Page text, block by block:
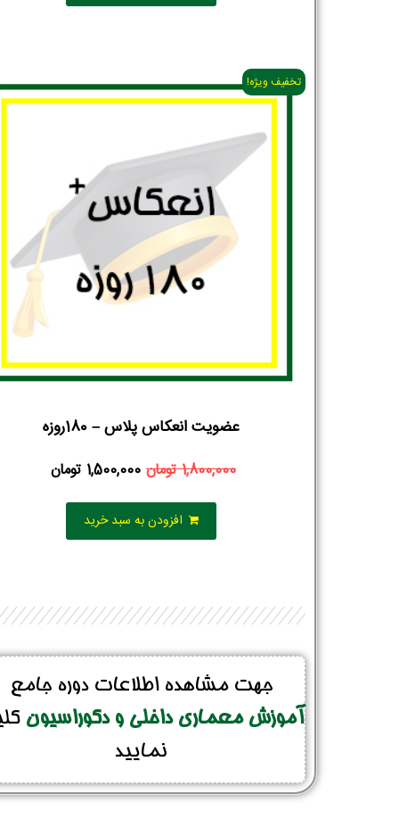
تخفیف ویژه!
عضویت انعکاس پلاس – 180روزه
1,800,000تومان 1,500,000 تومان
افزودن به سبد خرید
جهت مشاهده اطلاعات دوره جامع
آموزش معماری داخلی و دکوراسیون
نمایید